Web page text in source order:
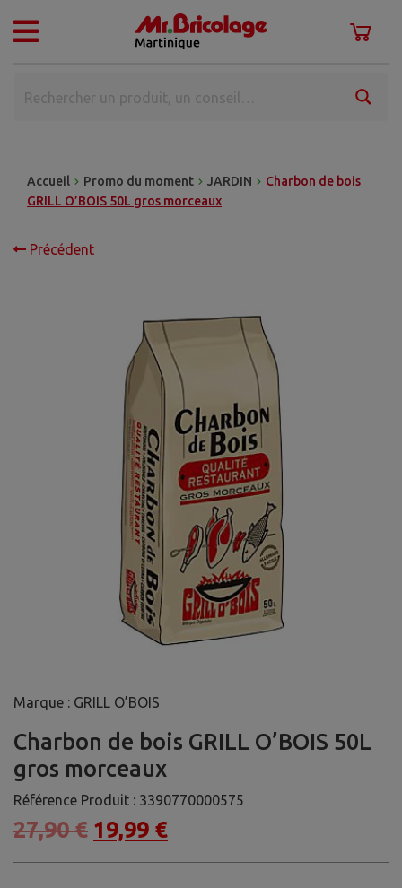
Accueil Promo du moment JARDIN
Charbon de bois
GRILL O’BOIS 50L gros morceaux
Précédent
Marque : GRILL O’BOIS
Charbon de bois GRILL O’BOIS 50L
gros morceaux
Référence Produit : 3390770000575
27,90€ 19,99 €